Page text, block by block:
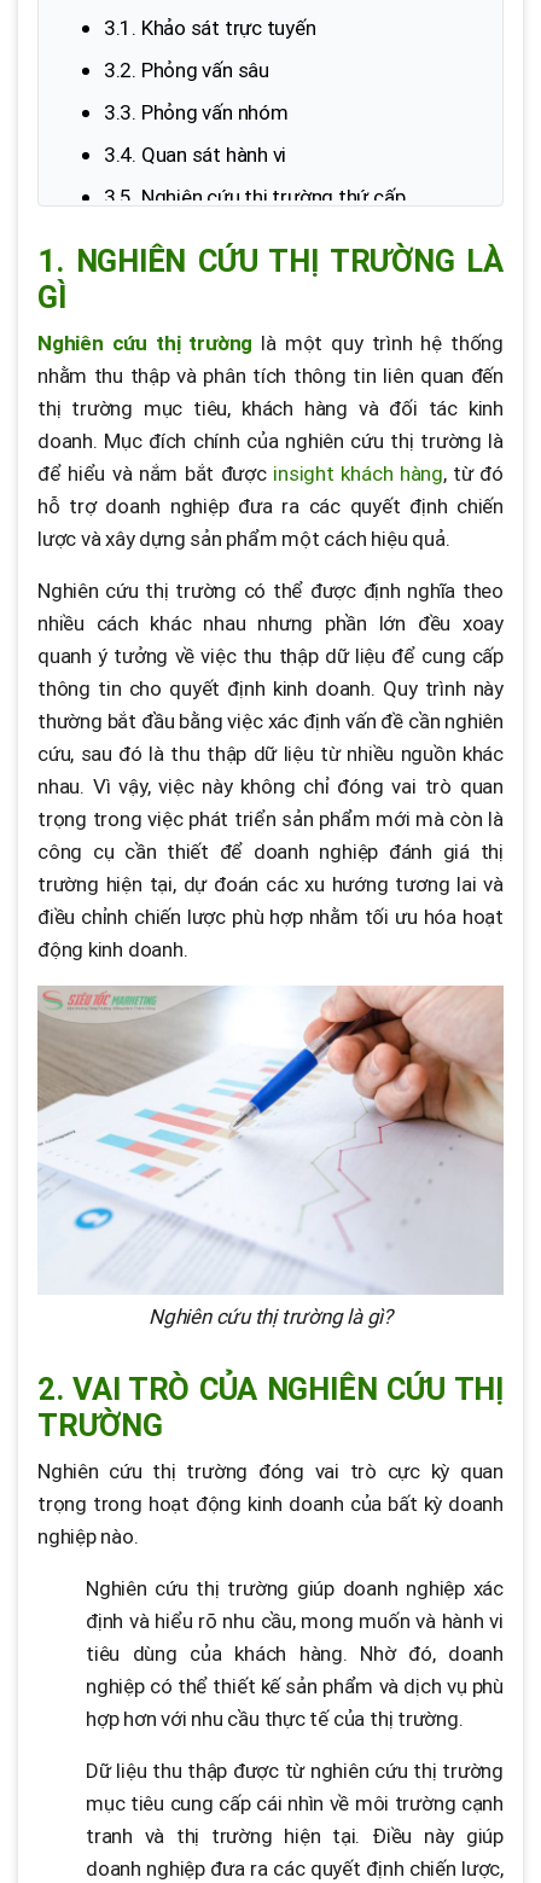
3.1. Khảo sát trực tuyến
3.2. Phỏng vấn sâu
3.3. Phỏng vấn nhóm
3.4. Quan sát hành vi
3.5. Nghiên cứu thị trường thứ cấp
3.6. Thử nghiệm A/B
3.7. Phân tích dữ liệu lớn
4.1. Xác định mục tiêu rõ ràng
4.2. Lựa chọn phương pháp phù hợp
4.3. Phân tích và trình bày dữ liệu hợp lý
1. NGHIÊN CỨU THỊ TRƯỜNG LÀ
GÌ
Nghiên cứu thị trường là một quy trình hệ thống
nhằm thu thập và phân tích thông tin liên quan đến
thị trường mục tiêu, khách hàng và đối tác kinh
doanh. Mục đích chính của nghiên cứu thị trường là
để hiểu và nắm bắt được insight khách hàng, từ đó
hỗ trợ doanh nghiệp đưa ra các quyết định chiến
lược và xây dựng sản phẩm một cách hiệu quả.
Nghiên cứu thị trường có thể được định nghĩa theo
nhiều cách khác nhau nhưng phần lớn đều xoay
quanh ý tưởng về việc thu thập dữ liệu để cung cấp
thông tin cho quyết định kinh doanh. Quy trình này
thường bắt đầu bằng việc xác định vấn đề cần nghiên
cứu, sau đó là thu thập dữ liệu từ nhiều nguồn khác
nhau. Vì vậy, việc này không chỉ đóng vai trò quan
trọng trong việc phát triển sản phẩm mới mà còn là
công cụ cần thiết để doanh nghiệp đánh giá thị
trường hiện tại, dự đoán các xu hướng tương lai và
điều chỉnh chiến lược phù hợp nhằm tối ưu hóa hoạt
động kinh doanh.
Nghiên cứu thị trường là gì?
2. VAI TRÒ CỦA NGHIÊN CỨU THỊ
TRƯỜNG
Nghiên cứu thị trường đóng vai trò cực kỳ quan
trọng trong hoạt động kinh doanh của bất kỳ doanh
nghiệp nào.
Nghiên cứu thị trường giúp doanh nghiệp xác
định và hiểu rõ nhu cầu, mong muốn và hành vi
tiêu dùng của khách hàng. Nhờ đó, doanh
nghiệp có thể thiết kế sản phẩm và dịch vụ phù
hợp hơn với nhu cầu thực tế của thị trường.
Dữ liệu thu thập được từ nghiên cứu thị trường
mục tiêu cung cấp cái nhìn về môi trường cạnh
tranh và thị trường hiện tại. Điều này giúp
doanh nghiệp đưa ra các quyết định chiến lược,